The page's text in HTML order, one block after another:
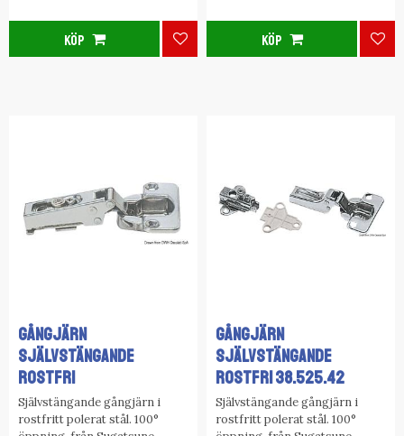
Lägg till i favoriter
KÖP KÖP
GÅNGJÄRN
SJÄLVSTÄNGANDE
ROSTFRI
Självstängande gångjärn i
rostfritt polerat stål. 100°
GÅNGJÄRN
SJÄLVSTÄNGANDE
ROSTFRI 38.525.42
Självstängande gångjärn i
rostfritt polerat stål. 100°